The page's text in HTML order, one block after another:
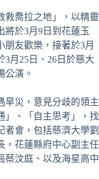
救喬拉之地」，以精靈
將於3月9日到花蓮玉
朋友歡樂，接著於3月
3月25日、26日於慈大
公演。
旱災，意見分歧的領主
」、「自主思考」，找
者會，包括慈濟大學劉
，花蓮縣府中心副主任
蔡汶庭、以及海星高中